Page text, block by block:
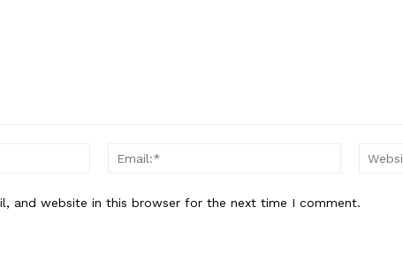
Name:*
Email:*
and website in this browser for the next time I comment.